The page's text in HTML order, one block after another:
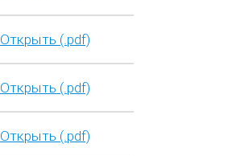
Открыть (.pdf)
Открыть (.pdf)
Открыть (.pdf)